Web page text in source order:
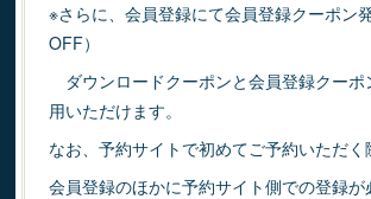
※さらに、会員登録にて会員登録クーポン
OFF）
ダウンロードクーポンと会員登録クーポ
用いただけます。
なお、予約サイトで初めてご予約いただく
会員登録のほかに予約サイト側での登録が